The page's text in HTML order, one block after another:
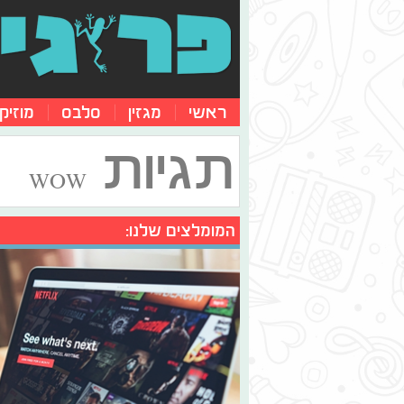
ראשי מגזין סלבס
תגיות WOW
המומלצים שלנו: